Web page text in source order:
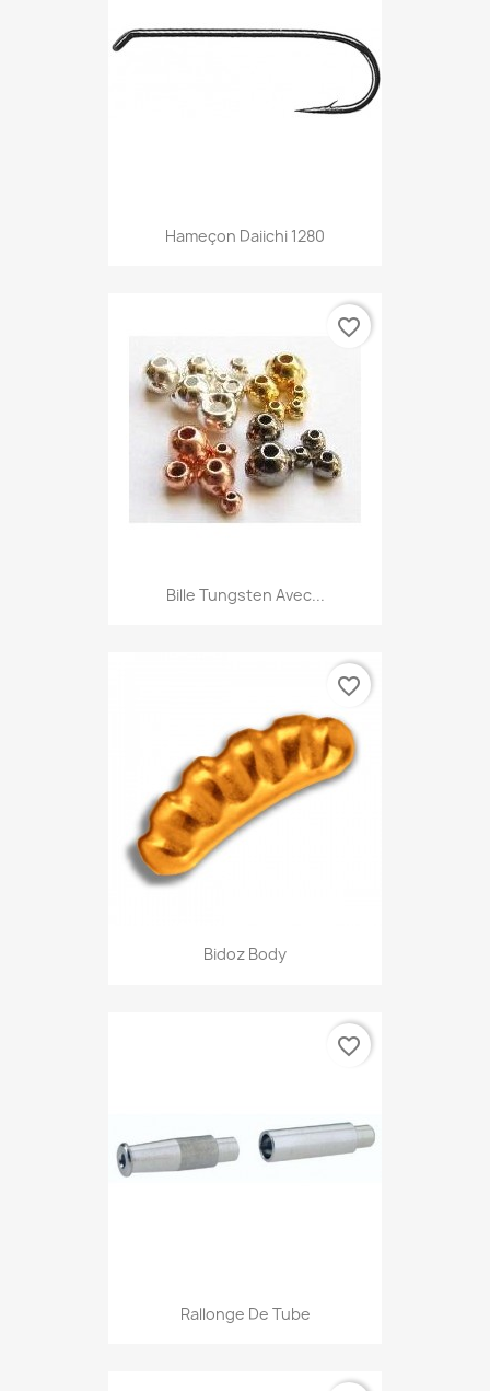
Hameçon Daiichi 1280
Bille Tungsten Avec...
favorite_border
Bidoz Body
favorite_border
Rallonge De Tube
favorite_border